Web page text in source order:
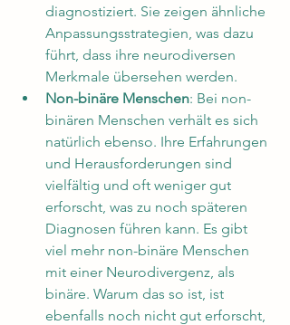
diagnostiziert. Sie zeigen ähnliche
Anpassungsstrategien, was dazu
führt, dass ihre neurodiversen
Merkmale übersehen werden.
Non-binäre Menschen: Bei non-
binären Menschen verhält es sich
natürlich ebenso. Ihre Erfahrungen
und Herausforderungen sind
vielfältig und oft weniger gut
erforscht, was zu noch späteren
Diagnosen führen kann. Es gibt
viel mehr non-binäre Menschen
mit einer Neurodivergenz, als
binäre. Warum das so ist, ist
ebenfalls noch nicht gut erforscht,